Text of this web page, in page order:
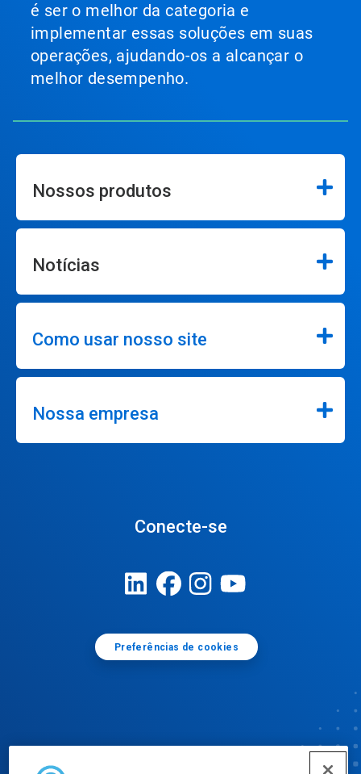
é ser o melhor da categoria e
implementar essas soluções em suas
operações, ajudando-os a alcançar o
melhor desempenho.
Nossos produtos
Notícias
Como usar nosso site
Nossa empresa
Conecte-se
Preferências de cookies